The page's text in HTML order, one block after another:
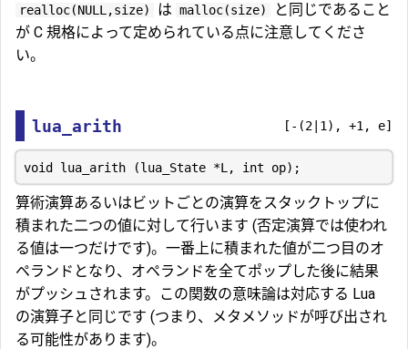
realloc(NULL,size) は malloc(size)
と同じであること
が C 規格によって定められている点に注意してくださ
い。
lua_arith [-(2|1), +1, e]
算術演算あるいはビットごとの演算をスタックトップに
積まれた二つの値に対して行います (否定演算では使われ
る値は一つだけです)。一番上に積まれた値が二つ目のオ
ペランドとなり、オペランドを全てポップした後に結果
がプッシュされます。この関数の意味論は対応する Lua
の演算子と同じです (つまり、メタメソッドが呼び出され
る可能性があります)。